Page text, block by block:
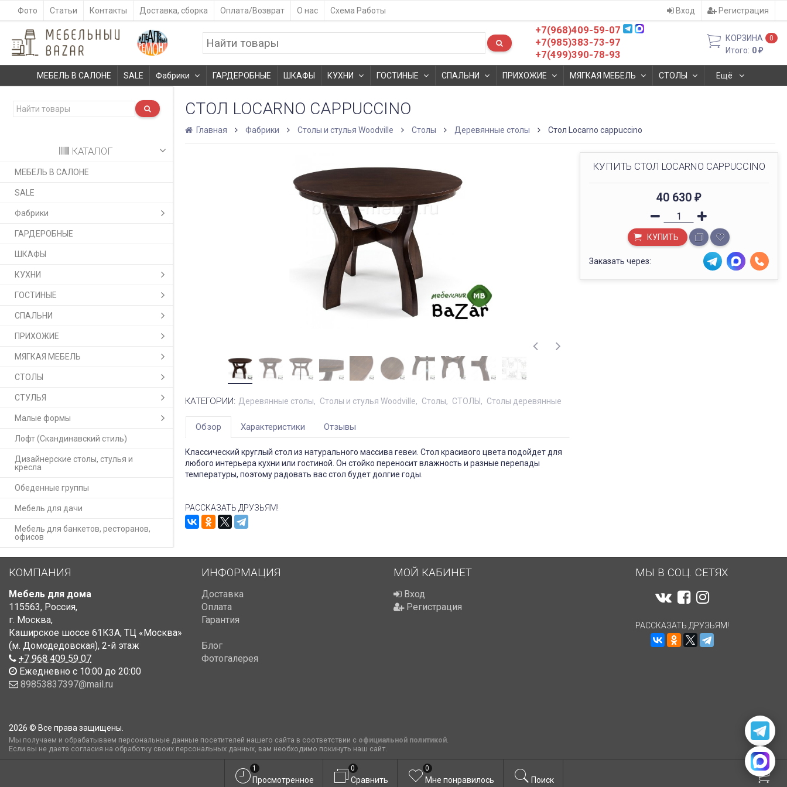
Фото Статьи Контакты Доставка, сборка Оплата/Возврат О нас Схема Работы Вход Регистрация
+7(968)409-59-07
+7(985)383-73-97
+7(499)390-78-93
КОРЗИНА 0
Итого: 0₽
МЕБЕЛЬ В САЛОНЕ SALE Фабрики ГАРДЕРОБНЫЕ ШКАФЫ КУХНИ ГОСТИНЫЕ СПАЛЬНИ ПРИХОЖИЕ МЯГКАЯ МЕБЕЛЬ СТОЛЫ Ещё
КАТАЛОГ
МЕБЕЛЬ В САЛОНЕ
SALE
Фабрики
ГАРДЕРОБНЫЕ
ШКАФЫ
КУХНИ
ГОСТИНЫЕ
СПАЛЬНИ
ПРИХОЖИЕ
МЯГКАЯ МЕБЕЛЬ
СТОЛЫ
СТУЛЬЯ
Малые формы
Лофт (Скандинавский стиль)
Дизайнерские столы, стулья и
кресла
Обеденные группы
Мебель для дачи
Мебель для банкетов, ресторанов,
офисов
СТОЛ LOCARNO CAPPUCCINO
Главная Фабрики Столы и стулья Woodville Столы Деревянные столы Стол Locarno cappuccino
КУПИТЬ СТОЛ LOCARNO CAPPUCCINO
40 630₽
КУПИТЬ
Заказать через:
КАТЕГОРИИ: Деревянные столы Столы и стулья Woodville Столы СТОЛЫ Столы деревянные
Обзор Характеристики Отзывы
Классический круглый стол из натурального массива гевеи. Стол красивого цвета подойдет для
любого интерьера кухни или гостиной. Он стойко переносит влажность и разные перепады
температуры, поэтому радовать вас стол будет долгие годы.
РАССКАЗАТЬ ДРУЗЬЯМ!
КОМПАНИЯ
Мебель для дома
115563, Россия,
г. Москва,
Каширское шоссе 61К3А, ТЦ «Москва»
(м. Домодедовская), 2-й этаж
+7 968 409 59 07
Ежедневно с 10:00 до 20:00
89853837397@mail.ru
ИНФОРМАЦИЯ
Доставка
Оплата
Гарантия
Блог
Фотогалерея
МОЙ КАБИНЕТ
Вход
Регистрация
МЫ В СОЦ. СЕТЯХ
РАССКАЗАТЬ ДРУЗЬЯМ!
2026 © Все права защищены.
Мы получаем и обрабатываем персональные данные посетителей нашего сайта в соответствии с официальной политикой.
Если вы не даете согласия на обработку своих персональных данных, вам необходимо покинуть наш сайт.
Просмотренное
1
Сравнить
0
Мне понравилось
0
Поиск